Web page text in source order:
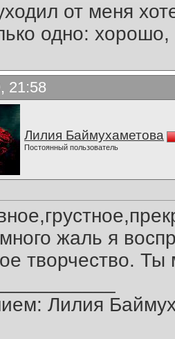
от меня
одно:
21:58
Лилия Баймухаметова
Постоянный пользователь
жаль я
творчество.
Лилия